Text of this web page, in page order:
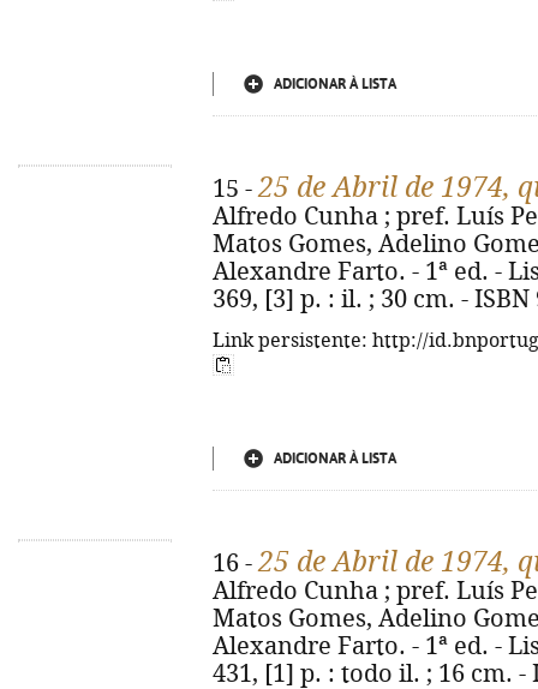
ADICIONAR À LISTA
15 -25 de Abril de 1974,
Alfredo Cunha ; pref. Luís
Matos Gomes, Adelino
Alexandre Farto. - 1ª ed. -
369, [3] p. : il. ; 30 cm. - ISBN
Link persistente: http://
ADICIONAR À LISTA
16 -25 de Abril de 1974,
Alfredo Cunha ; pref. Luís
Matos Gomes, Adelino
Alexandre Farto. - 1ª ed. -
431, [1] p. : todo il. ; 16 cm. -